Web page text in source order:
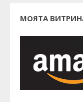
МОЯТА